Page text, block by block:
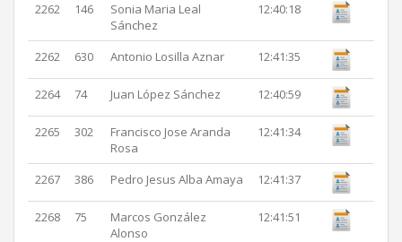
2262 146
Sonia Maria Leal
Sánchez
12:40:18
2262 630 Antonio Losilla Aznar 12:41:35
2264 74 Juan López Sánchez 12:40:59
2265 302
Francisco Jose Aranda
Rosa
12:41:34
2267 386 Pedro Jesus Alba Amaya 12:41:37
2268 75
Marcos González
Alonso
12:41:51